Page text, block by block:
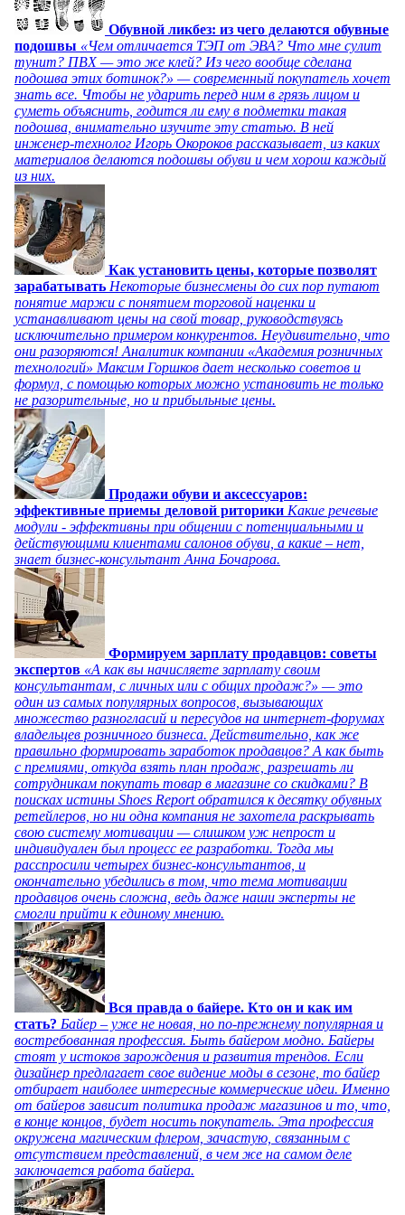
Обувной ликбез: из чего делаются обувные
подошвы «Чем отличается ТЭП от ЭВА? Что мне сулит
тунит? ПВХ — это же клей? Из чего вообще сделана
подошва этих ботинок?» — современный покупатель хочет
знать все. Чтобы не ударить перед ним в грязь лицом и
суметь объяснить, годится ли ему в подметки такая
подошва, внимательно изучите эту статью. В ней
инженер-технолог Игорь Окороков рассказывает, из каких
материалов делаются подошвы обуви и чем хорош каждый
из них.
Как установить цены, которые позволят
зарабатывать Некоторые бизнесмены до сих пор путают
понятие маржи с понятием торговой наценки и
устанавливают цены на свой товар, руководствуясь
исключительно примером конкурентов. Неудивительно, что
они разоряются! Аналитик компании «Академия розничных
технологий» Максим Горшков дает несколько советов и
формул, с помощью которых можно установить не только
не разорительные, но и прибыльные цены.
Продажи обуви и аксессуаров:
эффективные приемы деловой риторики Какие речевые
модули - эффективны при общении с потенциальными и
действующими клиентами салонов обуви, а какие – нет,
знает бизнес-консультант Анна Бочарова.
Формируем зарплату продавцов: советы
экспертов «А как вы начисляете зарплату своим
консультантам, с личных или с общих продаж?» — это
один из самых популярных вопросов, вызывающих
множество разногласий и пересудов на интернет-форумах
владельцев розничного бизнеса. Действительно, как же
правильно формировать заработок продавцов? А как быть
с премиями, откуда взять план продаж, разрешать ли
сотрудникам покупать товар в магазине со скидками? В
поисках истины Shoes Report обратился к десятку обувных
ретейлеров, но ни одна компания не захотела раскрывать
свою систему мотивации — слишком уж непрост и
индивидуален был процесс ее разработки. Тогда мы
расспросили четырех бизнес-консультантов, и
окончательно убедились в том, что тема мотивации
продавцов очень сложна, ведь даже наши эксперты не
смогли прийти к единому мнению.
Вся правда о байере. Кто он и как им
стать? Байер – уже не новая, но по-прежнему популярная и
востребованная профессия. Быть байером модно. Байеры
стоят у истоков зарождения и развития трендов. Если
дизайнер предлагает свое видение моды в сезоне, то байер
отбирает наиболее интересные коммерческие идеи. Именно
от байеров зависит политика продаж магазинов и то, что,
в конце концов, будет носить покупатель. Эта профессия
окружена магическим флером, зачастую, связанным с
отсутствием представлений, в чем же на самом деле
заключается работа байера.